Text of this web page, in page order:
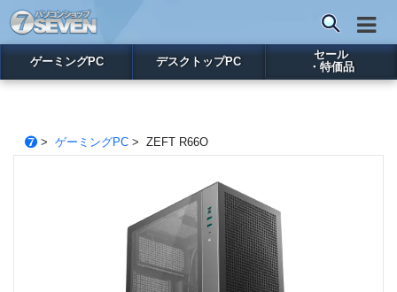
ゲーミングPC デスクトップPC
セール
・特価品
> ゲーミングPC> ZEFT R66O